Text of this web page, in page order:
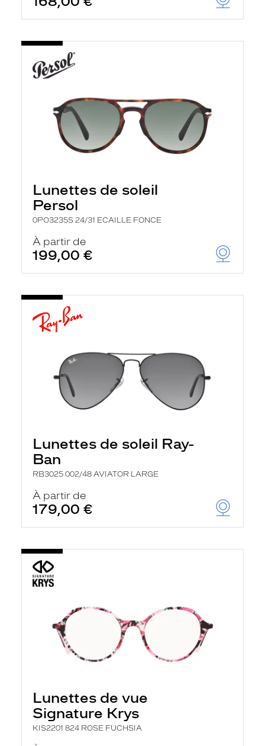
Lunettes de soleil
Persol
0PO3235S 24/31 ECAILLE FONCE
À partir de
199,00 €
Lunettes de soleil Ray-
Ban
RB3025 002/48 AVIATOR LARGE
À partir de
179,00 €
Lunettes de vue
Signature Krys
KIS2201 824 ROSE FUCHSIA